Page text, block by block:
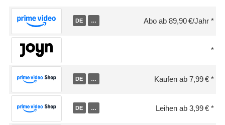
DE … Abo ab 89,90 €/Jahr
DE … Kaufen ab 7,99 €
DE … Leihen ab 3,99 €